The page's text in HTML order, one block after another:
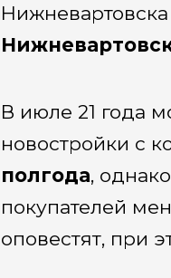
В июле 21 года
новостройки с
полгода, однако
покупателей
оповестят, при